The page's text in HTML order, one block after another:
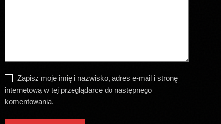
Zapisz moje imię i nazwisko, adres e-mail i stronę
internetową w tej przeglądarce do następnego
komentowania.